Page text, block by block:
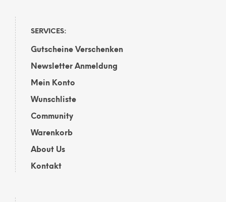
SERVICES:
Gutscheine Verschenken
Newsletter Anmeldung
Mein Konto
Wunschliste
Community
Warenkorb
About Us
Kontakt